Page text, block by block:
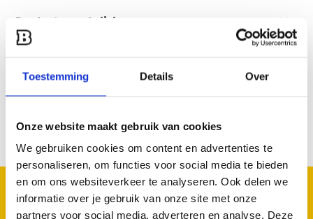
Toestemming Details Over
Onze website maakt gebruik van cookies
We gebruiken cookies om content en advertenties te
personaliseren, om functies voor social media te bieden
en om ons websiteverkeer te analyseren. Ook delen we
informatie over je gebruik van onze site met onze
partners voor social media, adverteren en analyse. Deze
Productomschrijving
Reviews
GOED TE COMBINEREN
Met deze accessoires